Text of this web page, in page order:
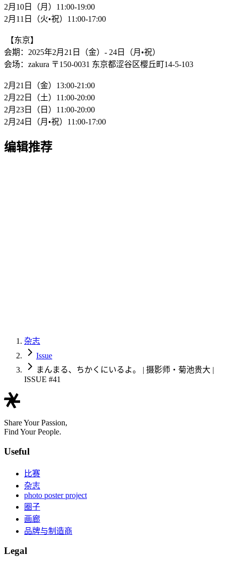
2月10日（月）11:00-19:00
2月11日（火•祝）11:00-17:00
⁡ 【东京】
会期：2025年2月21日（金）- 24日（月•祝）
会场：zakura 〒150-0031 东京都涩谷区樱丘町14-5-103
2月21日（金）13:00-21:00
2月22日（土）11:00-20:00
2月23日（日）11:00-20:00
2月24日（月•祝）11:00-17:00
编辑推荐
杂志
Issue
まんまる、ちかくにいるよ。 | 摄影师・菊池贵大 |
ISSUE #41
Share Your Passion,
Find Your People.
Useful
比赛
杂志
photo poster project
圈子
画廊
品牌与制造商
Legal